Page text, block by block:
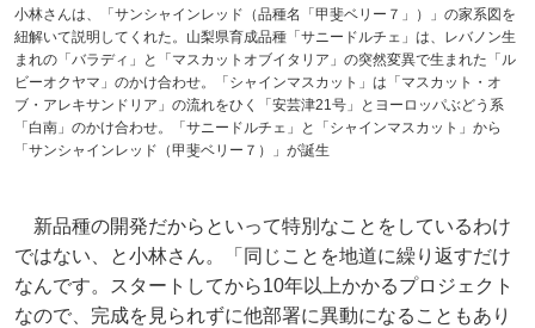
小林さんは、「サンシャインレッド（品種名「甲斐ベリー７」）」の家系図を
紐解いて説明してくれた。山梨県育成品種「サニードルチェ」は、レバノン生
まれの「バラディ」と「マスカットオブイタリア」の突然変異で生まれた「ル
ビーオクヤマ」のかけ合わせ。「シャインマスカット」は「マスカット・オ
ブ・アレキサンドリア」の流れをひく「安芸津21号」とヨーロッパぶどう系
「白南」のかけ合わせ。「サニードルチェ」と「シャインマスカット」から
「サンシャインレッド（甲斐ベリー７）」が誕生
新品種の開発だからといって特別なことをしているわけ
ではない、と小林さん。「同じことを地道に繰り返すだけ
なんです。スタートしてから10年以上かかるプロジェクト
なので、完成を見られずに他部署に異動になることもあり